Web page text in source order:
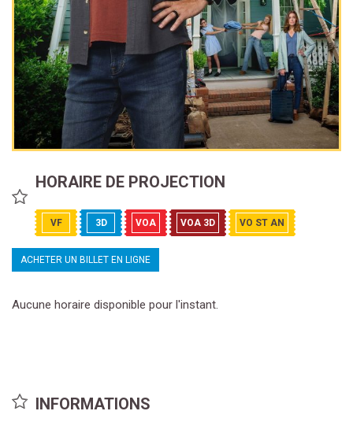
HORAIRE DE PROJECTION
VF 3D VOA VOA 3D VO ST AN
ACHETER UN BILLET EN LIGNE
Aucune horaire disponible pour l'instant.
INFORMATIONS